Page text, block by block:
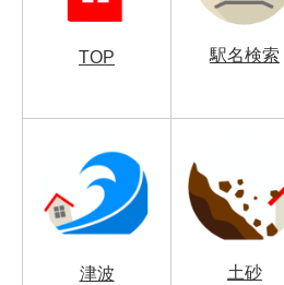
TOP 駅名検索
津波 土砂